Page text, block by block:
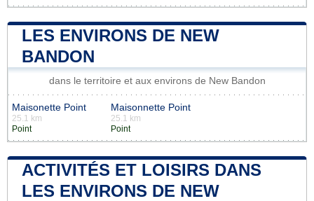
LES ENVIRONS DE NEW
BANDON
dans le territoire et aux environs de New Bandon
Maisonette Point
25.1 km
Point
Maisonnette Point
25.1 km
Point
ACTIVITÉS ET LOISIRS DANS
LES ENVIRONS DE NEW